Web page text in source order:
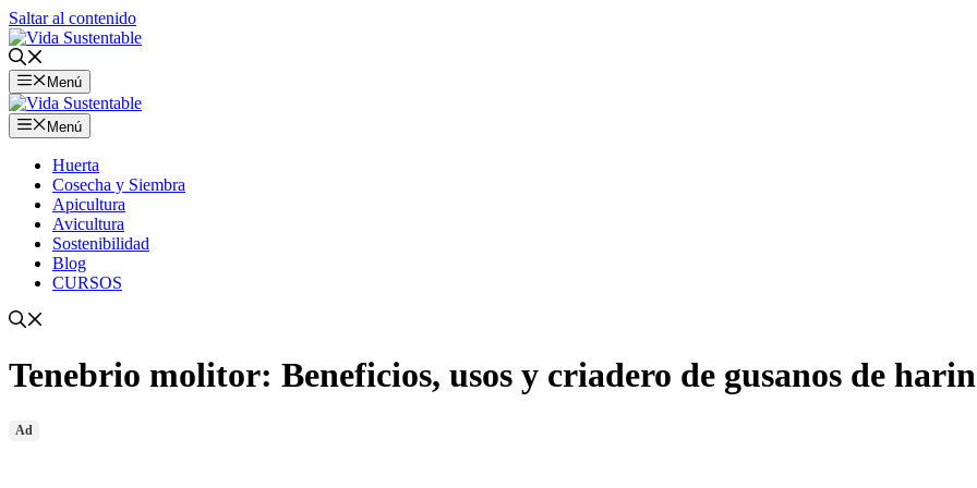
Saltar al contenido
Menú
Menú
Huerta
Cosecha y Siembra
Apicultura
Avicultura
Sostenibilidad
Blog
CURSOS
Tenebrio molitor: Beneficios, usos y criadero de gusanos de
Ad